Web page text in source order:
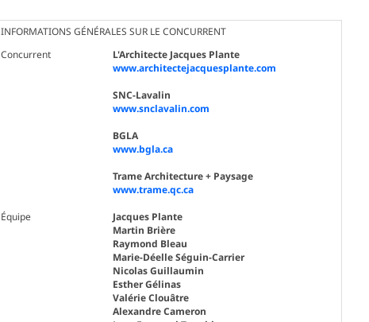
INFORMATIONS GÉNÉRALES SUR LE CONCURRENT
Concurrent
L'Architecte Jacques Plante
www.architectejacquesplante.com
SNC-Lavalin
www.snclavalin.com
BGLA
www.bgla.ca
Trame Architecture + Paysage
www.trame.qc.ca
Équipe
Jacques Plante
Martin Brière
Raymond Bleau
Marie-Déelle Séguin-Carrier
Nicolas Guillaumin
Esther Gélinas
Valérie Clouâtre
Alexandre Cameron